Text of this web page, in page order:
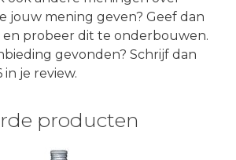
jouw mening geven? Geef dan
en probeer dit te onderbouwen.
gevonden? Schrijf dan
je review.
producten